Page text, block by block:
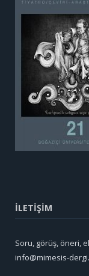
İLETİŞİM
Soru, görüş, öneri,
info@mimesis-